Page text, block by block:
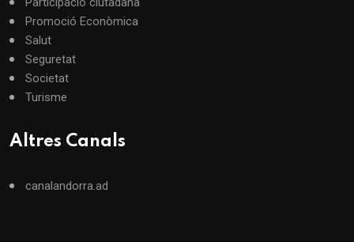
Promoció Econòmica
Salut
Seguretat
Societat
Turisme
Altres Canals
canalandorra.ad